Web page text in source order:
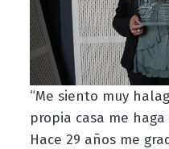
“Me siento muy
propia casa me
Hace 29 años me